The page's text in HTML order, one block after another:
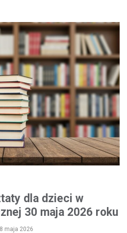
dla dzieci w
30 maja 2026 roku
maja 2026